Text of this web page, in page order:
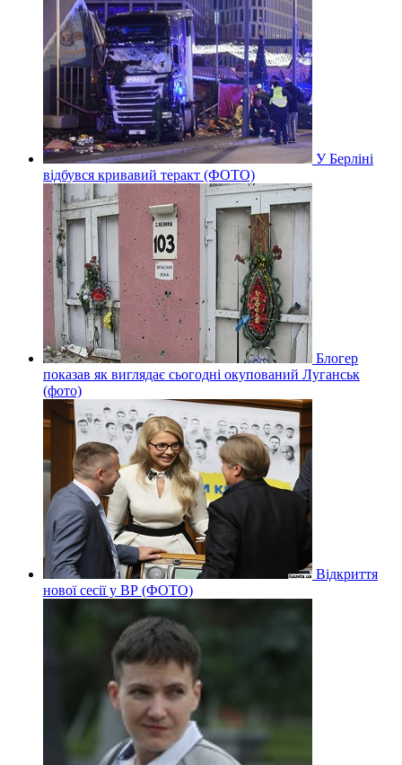
У Берліні
відбувся кривавий теракт (ФОТО)
Блогер
показав як виглядає сьогодні окупований Луганськ
(фото)
Відкриття
нової сесії у ВР (ФОТО)